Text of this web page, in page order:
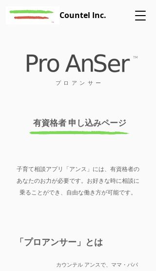
Countel Inc.
TM
プロアンサー
​有資格者 申し込みページ
子育て相談アプリ「アンス」には、有資格者の
あなたのお力が必要です。お好きな時に相談に
乗ることができ、自由な働き方が可能です。
​「プロアンサー」とは
カウンテル アンスで、ママ・パパ